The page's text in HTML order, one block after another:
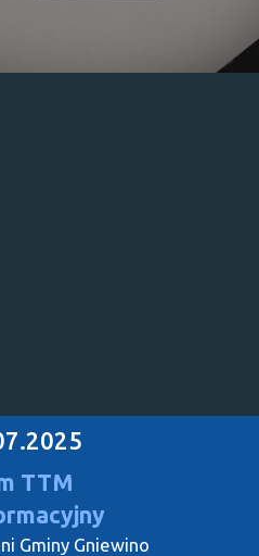
TTM
Gminy Gniewino